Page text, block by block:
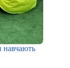
навчають